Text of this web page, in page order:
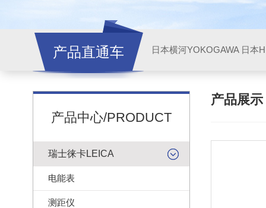
产品直通车 日本横河YOKOGAWA 日本
产品中心/PRODUCT
瑞士徕卡LEICA
电能表
测距仪
产品展示